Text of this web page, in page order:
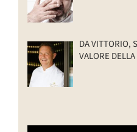
DA VITTORIO,
VALORE